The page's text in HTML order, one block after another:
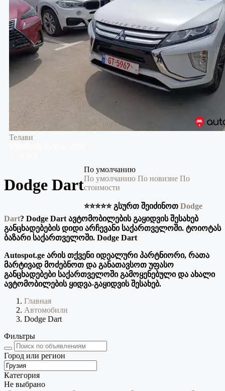
Телави
Dodge Dart
По умолчанию
По умолчанию По новизне По
стоимости
⭐️⭐️⭐️⭐️⭐️ გსურთ შეიძინოთ Dodge
Dart? Dodge Dart ავტომობილების გაყიდვის შესახებ
განცხადებების დიდი არჩევანი საქართველოში. ტოიოტას
ბაზარი საქართველოში. Dodge Dart
Autospot.ge არის თქვენი იდეალური პარტნიორი, რათა
მარტივად მოძებნოთ და განათავსოთ უფასო
განცხადებები საქართველოში გამოყენებული და ახალი
ავტომობილების ყიდვა-გაყიდვის შესახებ.
Главная
Автомобили
Dodge Dart
Фильтры
Город или регион
Категория
Не выбрано